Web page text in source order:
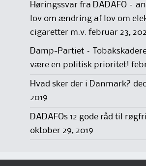
Høringssvar fra DADAFO –
lov om ændring af lov om
cigaretter m.v. februar 23,
Damp-Partiet –
være en politisk prioritet!
Hvad sker der i Danmark?
2019
DADAFOs 12 gode råd til
oktober 29, 2019